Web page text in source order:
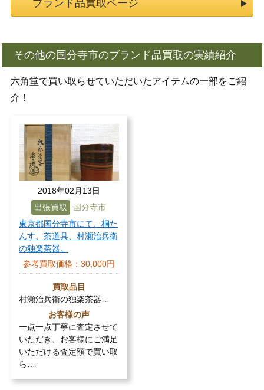
ブランド品買取ページ
その他の国分寺市のブランド品買取の実績紹介
六角堂で買い取らせていただいたアイテムの一部をご紹
介！
2018年02月13日
出張買取
国分寺市
東京都国分寺市にて、桐た
んす、茶道具、村瀬治兵衛
の独楽茶器。
参考買取価格： 30,000円
買取品目
村瀬治兵衛の独楽茶器…
お客様の声
一点一点丁寧に査定させて
いただき、お客様にご満足
いただける査定額で買い取
ら…